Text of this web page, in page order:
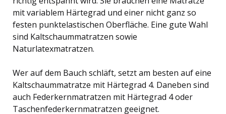
mit variablem Härtegrad und einer nicht ganz so
festen punktelastischen Oberfläche. Eine gute Wahl
sind Kaltschaummatratzen sowie
Naturlatexmatratzen.
Wer auf dem Bauch schläft, setzt am besten auf eine
Kaltschaummatratze mit Härtegrad 4. Daneben sind
auch Federkernmatratzen mit Härtegrad 4 oder
Taschenfederkernmatratzen geeignet.